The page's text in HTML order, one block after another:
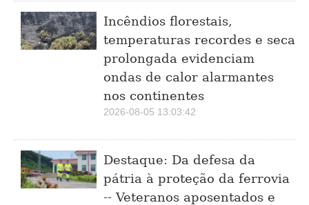
Incêndios florestais,
temperaturas recordes e seca
prolongada evidenciam
ondas de calor alarmantes
nos continentes
2026-08-05 13:03:42
Destaque: Da defesa da
pátria à proteção da ferrovia
-- Veteranos aposentados e